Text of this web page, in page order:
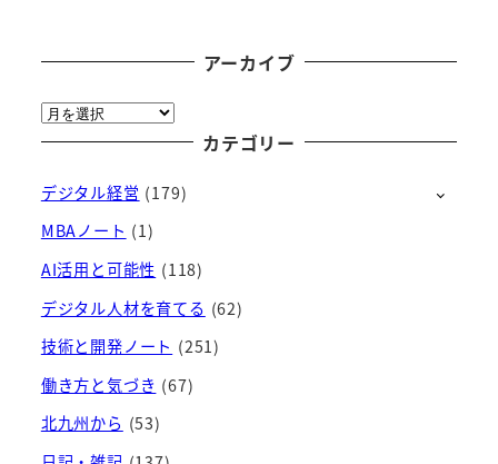
アーカイブ
ア
ー
イ
ブ
カテゴリー
デジタル経営 (179)
MBAノート (1)
AI活用と可能性 (118)
デジタル人材を育てる (62)
技術と開発ノート (251)
働き方と気づき (67)
北九州から (53)